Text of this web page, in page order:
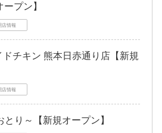
プン】
店情報
チキン 熊本日赤通り店【新規
店情報
り～【新規オープン】